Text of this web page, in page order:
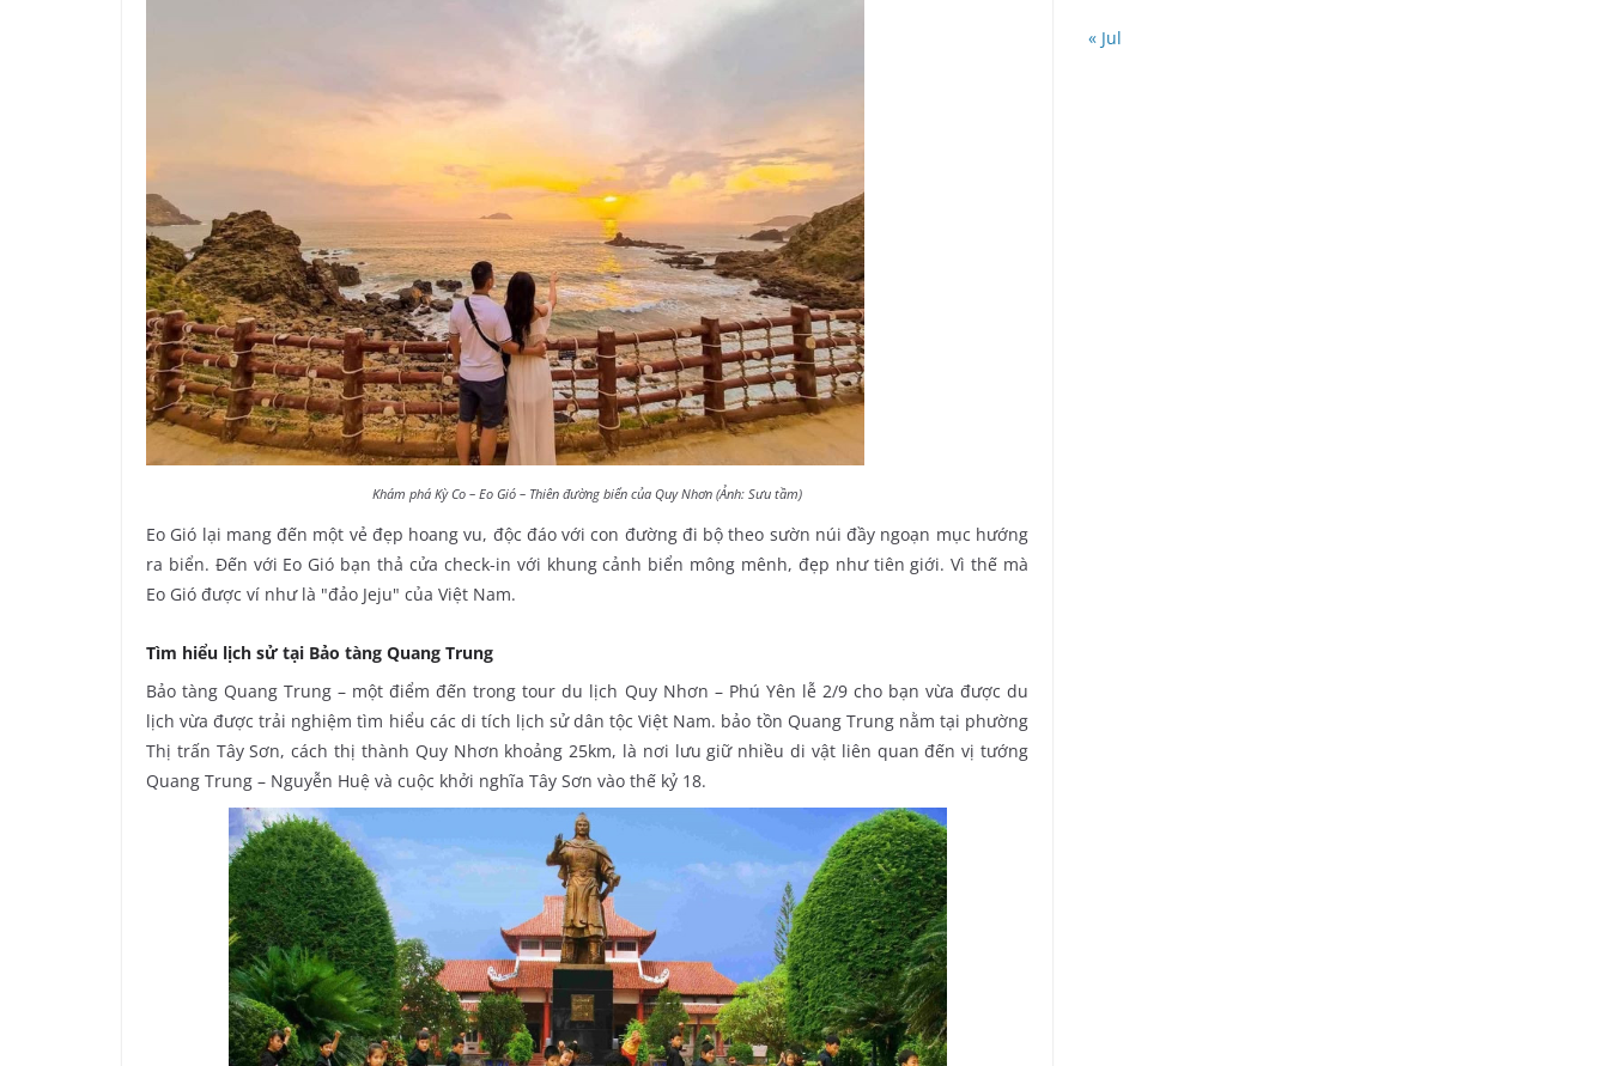
Khám phá Kỳ Co – Eo Gió – Thiên đường biển của Quy Nhơn (Ảnh: Sưu tầm)
Eo Gió lại mang đến một vẻ đẹp hoang vu, độc đáo với con đường đi bộ theo sườn núi đầy ngoạn mục hướng
ra biển. Đến với Eo Gió bạn thả cửa check-in với khung cảnh biển mông mênh, đẹp như tiên giới. Vì thế mà
Eo Gió được ví như là "đảo Jeju" của Việt Nam.
Tìm hiểu lịch sử tại Bảo tàng Quang Trung
Bảo tàng Quang Trung – một điểm đến trong tour du lịch Quy Nhơn – Phú Yên lễ 2/9 cho bạn vừa được du
lịch vừa được trải nghiệm tìm hiểu các di tích lịch sử dân tộc Việt Nam. bảo tồn Quang Trung nằm tại phường
Thị trấn Tây Sơn, cách thị thành Quy Nhơn khoảng 25km, là nơi lưu giữ nhiều di vật liên quan đến vị tướng
Quang Trung – Nguyễn Huệ và cuộc khởi nghĩa Tây Sơn vào thế kỷ 18.
« Jul